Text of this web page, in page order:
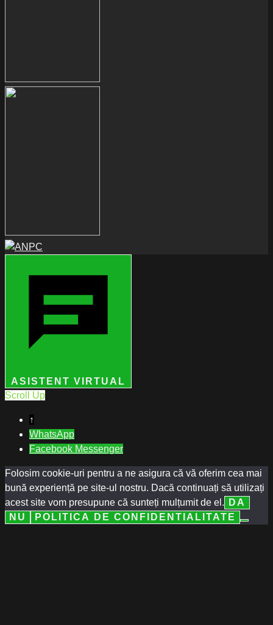
ASISTENT VIRTUAL
Scroll Up
↑
WhatsApp
Facebook Messenger
Folosim cookie-uri pentru a ne asigura că vă oferim cea mai
bună experiență pe site-ul nostru. Dacă continuați să utilizați
acest site vom presupune că sunteți mulțumit de el.
DA
NU
POLITICA DE CONFIDENTIALITATE